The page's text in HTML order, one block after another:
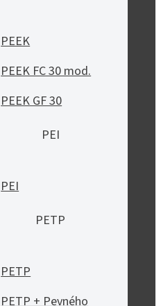
PEEK
PEEK FC 30 mod.
PEEK GF 30
PEI
PEI
PETP
PETP
PETP + Pevného